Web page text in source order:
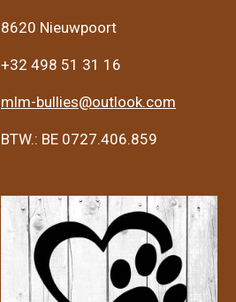
8620 Nieuwpoort
+32 498 51 31 16
mlm-bullies@outlook.com
BTW.: BE 0727.406.859